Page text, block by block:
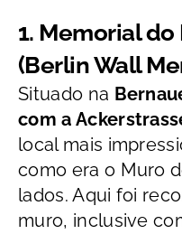
1. Memorial
(Berlin Wall
Situado na
com a
local mais
como era o Muro
lados. Aqui foi
muro, inclusive